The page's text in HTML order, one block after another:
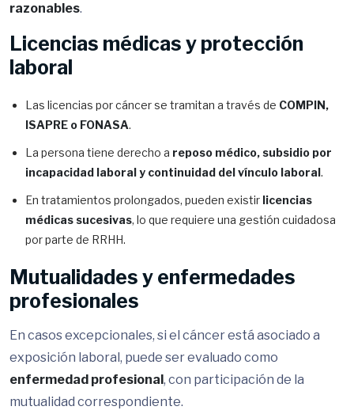
razonables.
Licencias médicas y protección
laboral
Las licencias por cáncer se tramitan a través de COMPIN,
ISAPRE o FONASA.
La persona tiene derecho a reposo médico, subsidio por
incapacidad laboral y continuidad del vínculo laboral.
En tratamientos prolongados, pueden existir licencias
médicas sucesivas, lo que requiere una gestión cuidadosa
por parte de RRHH.
Mutualidades y enfermedades
profesionales
En casos excepcionales, si el cáncer está asociado a
exposición laboral, puede ser evaluado como
enfermedad profesional, con participación de la
mutualidad correspondiente.